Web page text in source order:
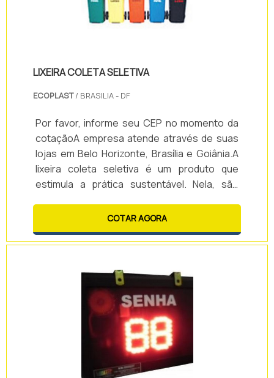
LIXEIRA COLETA SELETIVA
ECOPLAST/ BRASILIA - DF
Por favor, informe seu CEP no momento da
cotaçãoA empresa atende através de suas
lojas em Belo Horizonte, Brasília e Goiânia.A
lixeira coleta seletiva é um produto que
estimula a prática sustentável. Nela, são
material, que varia entre: - Vidro; - Metal; -
Plástico; - Papel; - Lixo comum.Utilizar a
lixeira para coleta seletiva colabora para o
posteriormente, depois da coleta e do
redirecionamento do material para o local .
COTAR AGORA